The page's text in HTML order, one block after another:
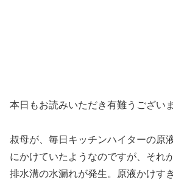
本日もお読みいただき有難うござい
叔母が、毎日キッチンハイターの原
にかけていたようなのですが、それ
排水溝の水漏れが発生。原液かけす